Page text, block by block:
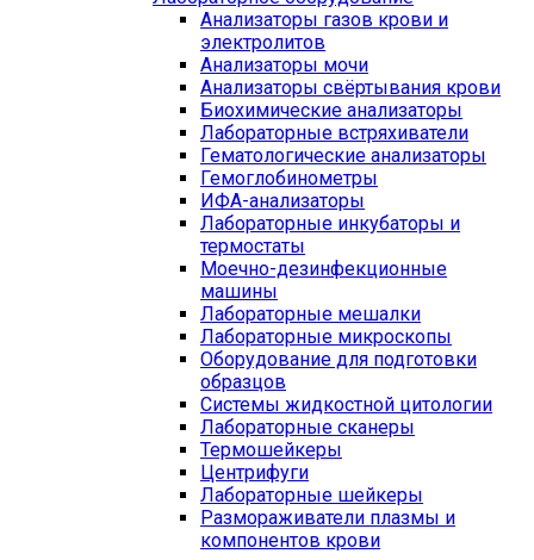
Анализаторы газов крови и
электролитов
Анализаторы мочи
Анализаторы свёртывания крови
Биохимические анализаторы
Лабораторные встряхиватели
Гематологические анализаторы
Гемоглобинометры
ИФА-анализаторы
Лабораторные инкубаторы и
термостаты
Моечно-дезинфекционные
машины
Лабораторные мешалки
Лабораторные микроскопы
Оборудование для подготовки
образцов
Системы жидкостной цитологии
Лабораторные сканеры
Термошейкеры
Центрифуги
Лабораторные шейкеры
Размораживатели плазмы и
компонентов крови